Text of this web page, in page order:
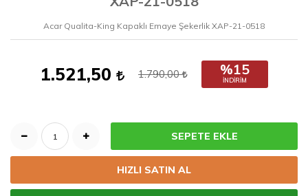
Acar Qualita-King Kapaklı Emaye Şekerlik XAP-21-0518
1.521,50 1.790,00 %15
İNDIRIM
SEPETE EKLE
HIZLI SATIN AL